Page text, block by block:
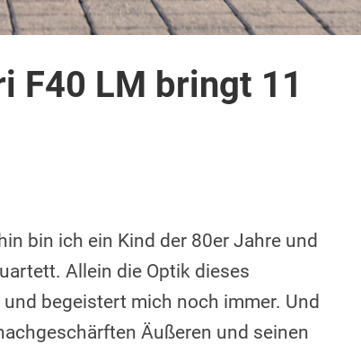
F40 LM bringt 11
bin ich ein Kind der 80er Jahre und
Allein die Optik dieses
begeistert mich noch immer. Und
Äußeren und seinen